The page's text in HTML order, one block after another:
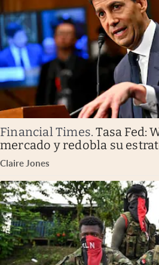
Financial Times.Tasa Fed:
mercado y redobla su
Claire Jones